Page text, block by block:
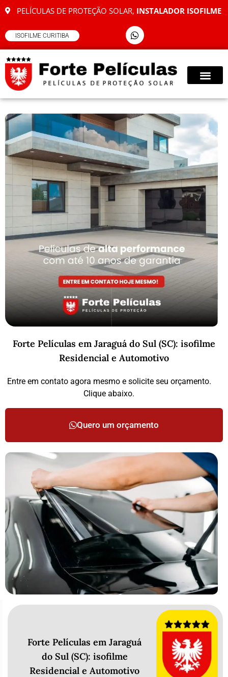
PELÍCULAS DE PROTEÇÃO SOLAR, INSTALADOR ISOFILME
ISOFILME CURITIBA
Forte Películas em Jaraguá do Sul (SC): isofilme
Residencial e Automotivo
Entre em contato agora mesmo e solicite seu orçamento.
Clique abaixo.
Quero um orçamento
Forte Películas em Jaraguá
do Sul (SC): isofilme
Residencial e Automotivo